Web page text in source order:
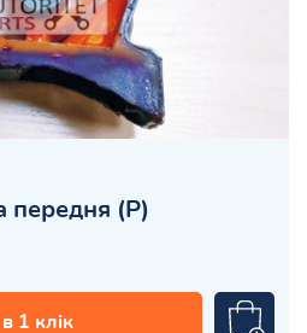
передня (P)
1 клік